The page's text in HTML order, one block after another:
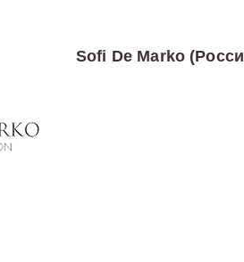
Sofi De Marko